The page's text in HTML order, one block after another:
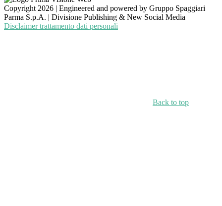
Copyright 2026 | Engineered and powered by Gruppo Spaggiari
Parma S.p.A. | Divisione Publishing & New Social Media
Disclaimer trattamento dati personali
Back to top